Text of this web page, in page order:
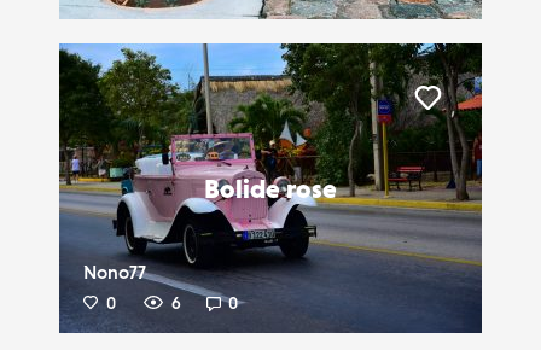
Bolide rose
Nono77
0 6 0
Liker